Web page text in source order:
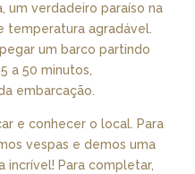
um verdadeiro paraíso na
temperatura agradável.
um barco partindo
a 50 minutos,
embarcação.
e conhecer o local. Para
vespas e demos uma
incrível! Para completar,